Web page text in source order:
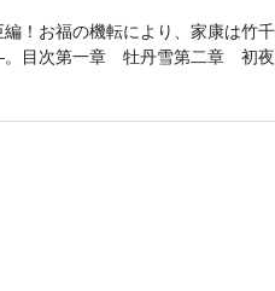
！お福の機転により、家康は竹
目次第一章 牡丹雪第二章 初
たち寺